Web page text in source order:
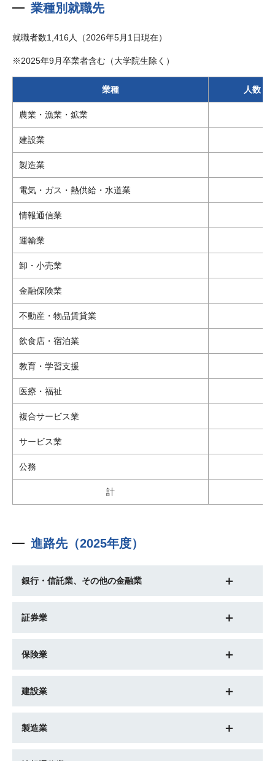
業種別就職先
就職者数1,416人（2026年5月1日現在）
※2025年9月卒業者含む（大学院生除く）
業種 人数
農業・漁業・鉱業
建設業
製造業
電気・ガス・熱供給・水道業
情報通信業
運輸業
卸・小売業
金融保険業
不動産・物品賃貸業
飲食店・宿泊業
教育・学習支援
医療・福祉
複合サービス業
サービス業
公務
計
進路先（2025年度）
銀行・信託業、その他の金融業
証券業
保険業
建設業
製造業